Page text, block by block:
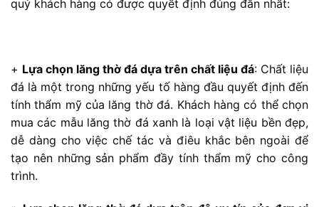
quý khách hàng có được quyết định đúng đắn nhất:
+ Lựa chọn lăng thờ đá dựa trên chất liệu đá: Chất liệu
đá là một trong những yếu tố hàng đầu quyết định đến
tính thẩm mỹ của lăng thờ đá. Khách hàng có thể chọn
mua các mẫu lăng thờ đá xanh là loại vật liệu bền đẹp,
dễ dàng cho việc chế tác và điêu khắc bên ngoài để
tạo nên những sản phẩm đầy tính thẩm mỹ cho công
trình.